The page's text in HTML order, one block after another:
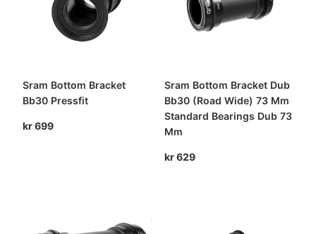
Sram Bottom Bracket
Bb30 Pressfit
kr699
Sram Bottom Bracket Dub
Bb30 (Road Wide) 73 Mm
Standard Bearings Dub 73
Mm
kr629